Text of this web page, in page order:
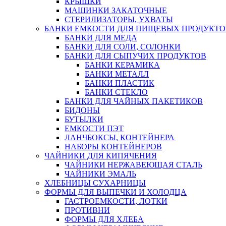
МАШИНКИ ЗАКАТОЧНЫЕ
СТЕРИЛИЗАТОРЫ, УХВАТЫ
БАНКИ ЕМКОСТИ ДЛЯ ПИЩЕВЫХ
БАНКИ ДЛЯ МЕДА
БАНКИ ДЛЯ СОЛИ, СОЛОНКИ
БАНКИ ДЛЯ СЫПУЧИХ ПРОДУКТОВ
БАНКИ КЕРАМИКА
БАНКИ МЕТАЛЛ
БАНКИ ПЛАСТИК
БАНКИ СТЕКЛО
БАНКИ ДЛЯ ЧАЙНЫХ ПАКЕТИКОВ
БИДОНЫ
БУТЫЛКИ
ЕМКОСТИ ПЭТ
ЛАНЧБОКСЫ, КОНТЕЙНЕРА
НАБОРЫ КОНТЕЙНЕРОВ
ЧАЙНИКИ ДЛЯ КИПЯЧЕНИЯ
ЧАЙНИКИ НЕРЖАВЕЮЩАЯ СТАЛЬ
ЧАЙНИКИ ЭМАЛЬ
ХЛЕБНИЦЫ СУХАРНИЦЫ
ФОРМЫ ДЛЯ ВЫПЕЧКИ И ХОЛОДЦА
ГАСТРОЕМКОСТИ, ЛОТКИ
ПРОТИВНИ
ФОРМЫ ДЛЯ ХЛЕБА